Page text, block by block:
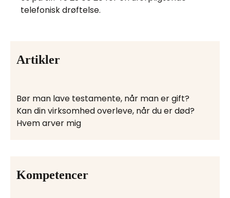
telefonisk drøftelse.
Artikler
Bør man lave testamente, når man er gift?
Kan din virksomhed overleve, når du er død?
Hvem arver mig
Kompetencer